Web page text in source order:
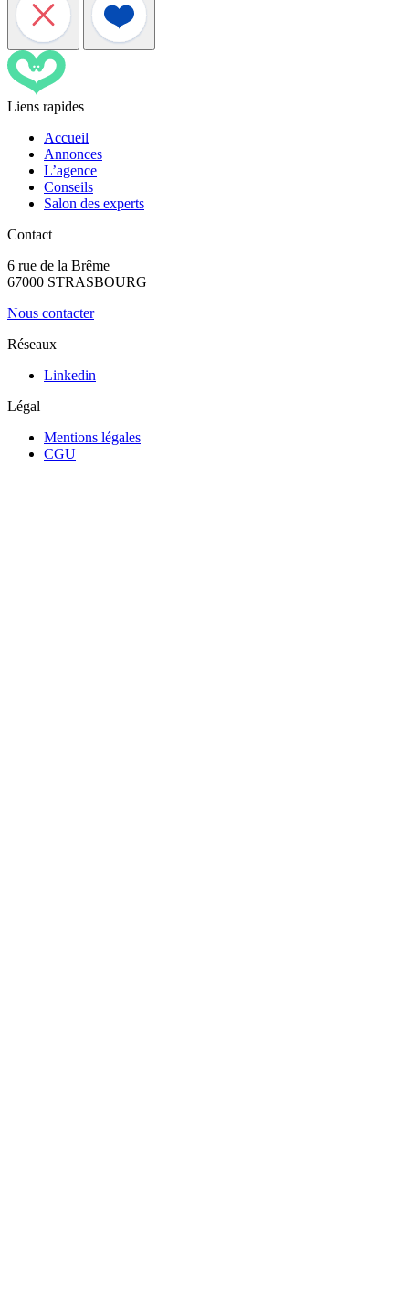
Liens rapides
Accueil
Annonces
L’agence
Conseils
Salon des experts
Contact
6 rue de la Brême
67000 STRASBOURG
Nous contacter
Réseaux
Linkedin
Légal
Mentions légales
CGU